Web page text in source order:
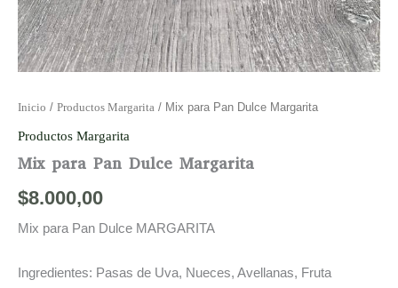
Inicio / Productos Margarita / Mix para Pan Dulce Margarita
Productos Margarita
Mix para Pan Dulce Margarita
$8.000,00
Mix para Pan Dulce MARGARITA
Ingredientes: Pasas de Uva, Nueces, Avellanas, Fruta